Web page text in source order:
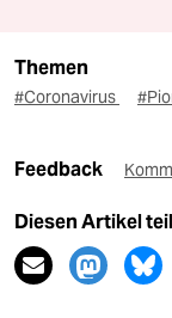
Themen
#Coronavirus
Feedback
Diesen Artikel